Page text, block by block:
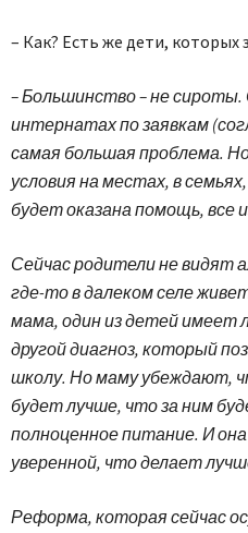
– Как? Есть же дети, которых
– Большинство – не
интернатах по заявкам
самая большая проблема.
условия на местах, в
будет оказана помощь, все
Сейчас родители не видят
где-то в далеком селе
мама, один из детей имеет
другой диагноз, который
школу. Но маму убеждают,
будет лучше, что за ним
полноценное питание. И
уверенной, что делает
Реформа, которая сейчас